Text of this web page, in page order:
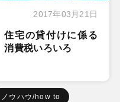
2017年03月21日
住宅の貸付けに係る
消費税いろいろ
ノウハウ/how to